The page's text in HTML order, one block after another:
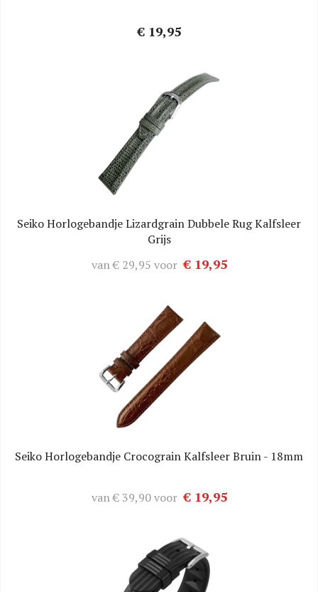
€ 19,95
Seiko Horlogebandje Lizardgrain Dubbele Rug Kalfsleer
Grijs
van€ 29,95 voor € 19,95
Seiko Horlogebandje Crocograin Kalfsleer Bruin - 18mm
van€ 39,90voor € 19,95